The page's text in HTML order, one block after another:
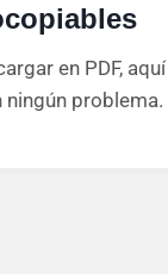
en PDF, aquí
problema.